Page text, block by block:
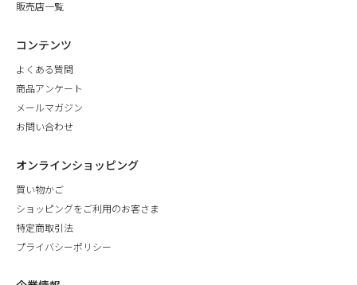
販売店一覧
コンテンツ
よくある質問
商品アンケート
メールマガジン
お問い合わせ
オンラインショッピング
買い物かご
ショッピングをご利用のお客さま
特定商取引法
プライバシーポリシー